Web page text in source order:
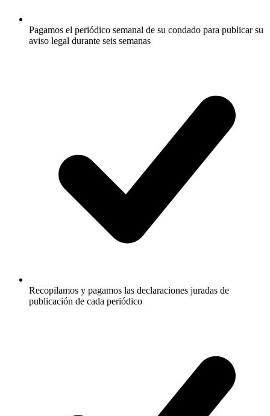
Pagamos el periódico semanal de su condado para publicar su
aviso legal durante seis semanas
Recopilamos y pagamos las declaraciones juradas de
publicación de cada periódico